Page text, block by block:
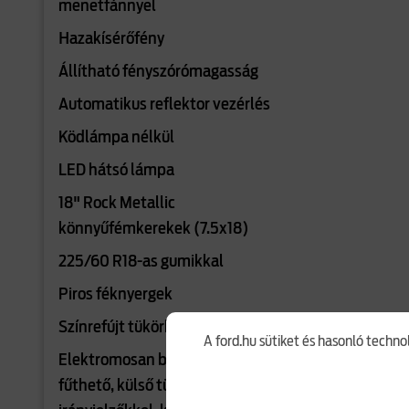
menetfánnyel
Hazakísérőfény
Állítható fényszórómagasság
Automatikus reflektor vezérlés
Ködlámpa nélkül
LED hátsó lámpa
18" Rock Metallic
könnyűfémkerekek (7.5x18)
225/60 R18-as gumikkal
Piros féknyergek
Színrefújt tükörházak
Elektromosan behajtható, állítható,
fűthető, külső tükrök integrált
A ford.hu sütiket és hasonló